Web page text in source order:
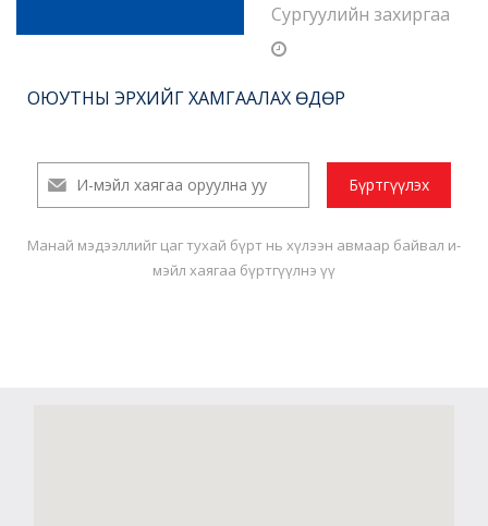
Сургуулийн захиргаа
ОЮУТНЫ ЭРХИЙГ ХАМГААЛАХ ӨДӨР
Манай мэдээллийг цаг тухай бүрт нь хүлээн авмаар байвал и-
мэйл хаягаа бүртгүүлнэ үү